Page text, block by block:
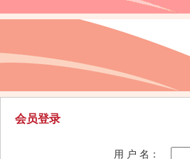
会员登录
用 户 名：